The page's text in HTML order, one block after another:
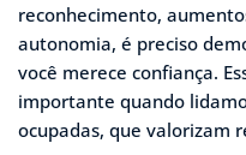
reconhecimento,
autonomia, é preciso
você merece confiança.
importante quando
ocupadas, que valorizam